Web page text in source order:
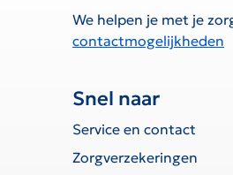
We helpen je met je
contactmogelijkheden
Snel naar
Service en contact
Zorgverzekeringen